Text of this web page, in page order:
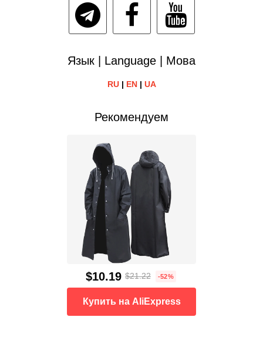
Язык | Language | Мова
RU| EN| UA
Рекомендуем
$10.19 $21.22 -52%
Купить на AliExpress